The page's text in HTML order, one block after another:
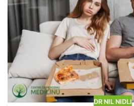
DR NIL NIDLI